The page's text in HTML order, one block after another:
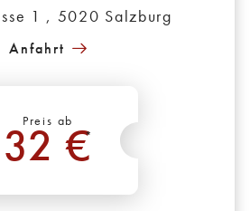
1 , 5020 Salzburg
Anfahrt
Preis ab
32 €
*